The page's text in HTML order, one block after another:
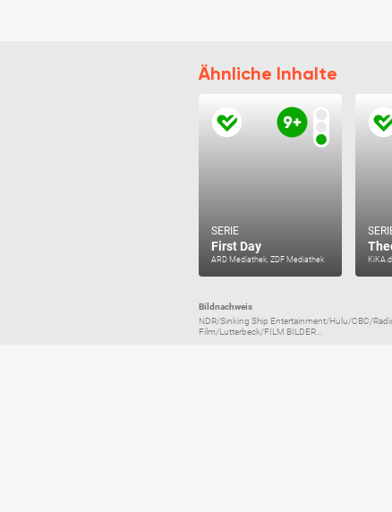
Ähnliche Inhalte
SERIE
First Day
ARD Mediathek, ZDF Mediathek
Bildnachweis
NDR/Sinking Ship Entertainment/Hulu/CBC/
Film/Lutterbeck/FILM BILDER...